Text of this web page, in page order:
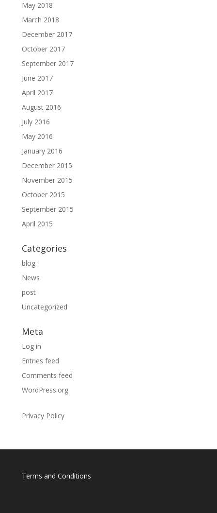
May 2018
March 2018
December 2017
October 2017
September 2017
June 2017
April 2017
August 2016
July 2016
May 2016
January 2016
December 2015
November 2015
October 2015
September 2015
April 2015
Categories
blog
News
post
Uncategorized
Meta
Log in
Entries feed
Comments feed
WordPress.org
Privacy Policy
Terms and Conditions